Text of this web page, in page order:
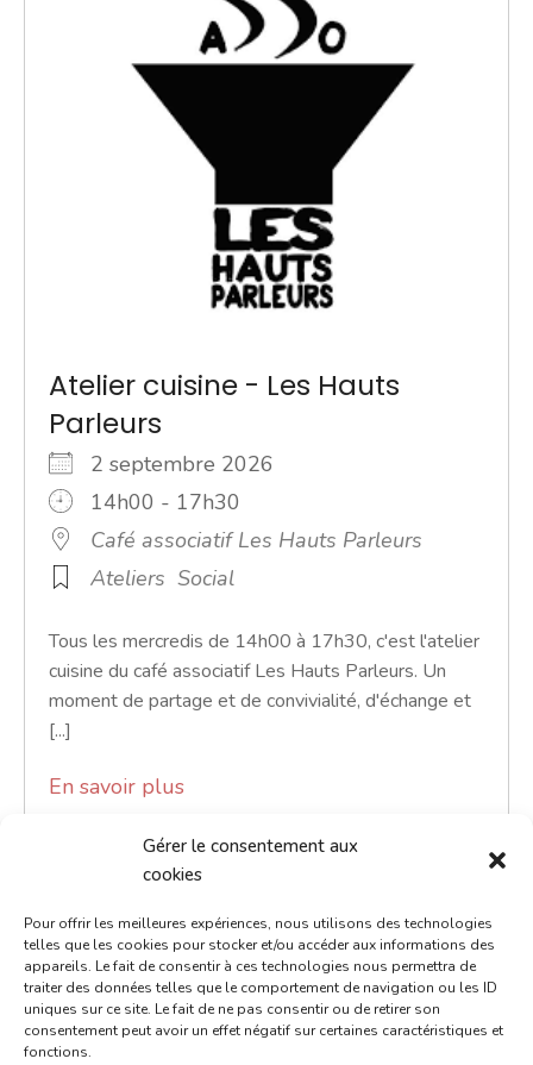
Gérer le consentement aux
cookies
Pour offrir les meilleures expériences, nous utilisons des technologies
telles que les cookies pour stocker et/ou accéder aux informations des
appareils. Le fait de consentir à ces technologies nous permettra de
traiter des données telles que le comportement de navigation ou les ID
uniques sur ce site. Le fait de ne pas consentir ou de retirer son
consentement peut avoir un effet négatif sur certaines caractéristiques et
fonctions.
Atelier cuisine - Les Hauts
Parleurs
2 septembre 2026
14h00 - 17h30
Café associatif Les Hauts Parleurs
Ateliers Social
Tous les mercredis de 14h00 à 17h30, c'est l'atelier
cuisine du café associatif Les Hauts Parleurs. Un
moment de partage et de convivialité, d'échange et
[...]
En savoir plus